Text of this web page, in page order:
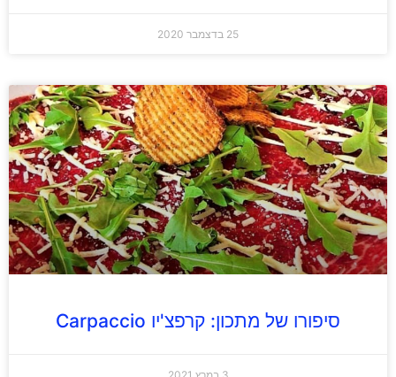
25 בדצמבר 2020
סיפורו של מתכון: קרפצ'יו Carpaccio